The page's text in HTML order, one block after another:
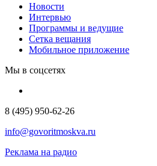
Новости
Интервью
Программы и ведущие
Сетка вещания
Мобильное приложение
Мы в соцсетях
8 (495) 950-62-26
info@govoritmoskva.ru
Реклама на радио